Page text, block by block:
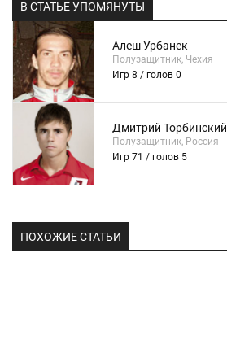
В СТАТЬЕ УПОМЯНУТЫ
Алеш Урбанек
Полузащитник, Чехия
Игр 8 / голов 0
Дмитрий Торбинский
Полузащитник, Россия
Игр 71 / голов 5
ПОХОЖИЕ СТАТЬИ